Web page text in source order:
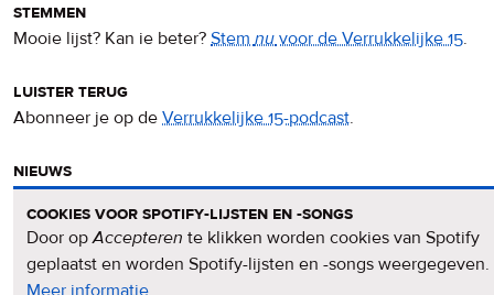
stemmen
Mooie lijst? Kan ie beter? Stemnuvoor de Verrukkelijke 15.
luister terug
Abonneer je op de Verrukkelijke 15-podcast.
nieuws
nieuwsbrief
Meld je aan voor deVerrukkelijke 15-nieuwsbrief.
cookies voor spotify-lijsten en -songs
Door opAccepteren te klikken worden cookies van Spotify
geplaatst en worden Spotify-lijsten en -songs weergegeven.
Meer informatie